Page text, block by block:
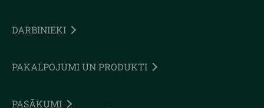
DARBINIEKI
PAKALPOJUMI UN PRODUKTI
PASĀKUMI